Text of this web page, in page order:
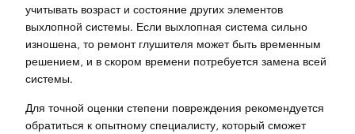
учитывать возраст и состояние других элементов
выхлопной системы. Если выхлопная система сильно
изношена, то ремонт глушителя может быть временным
решением, и в скором времени потребуется замена всей
системы.
Для точной оценки степени повреждения рекомендуется
обратиться к опытному специалисту, который сможет